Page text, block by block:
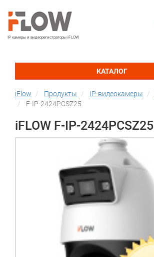
IP камеры и видеорегистраторы iFLOW
КАТАЛОГ
iFlow Продукты IP-видеокамеры
F-IP-2424PCSZ25
iFLOW F-IP-2424PCSZ25